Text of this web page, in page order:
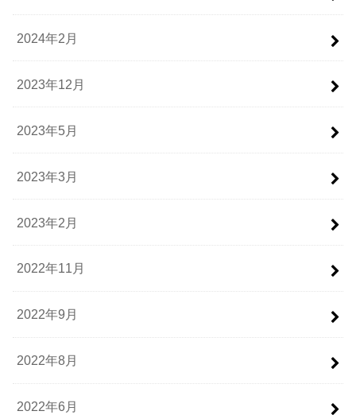
2024年2月
2023年12月
2023年5月
2023年3月
2023年2月
2022年11月
2022年9月
2022年8月
2022年6月